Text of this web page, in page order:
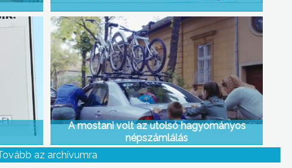
A mostani volt az utolsó hagyományos
népszámlálás
az archívumra